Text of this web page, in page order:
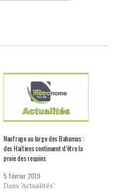
Naufrage au large des Bahamas :
des Haïtiens continuent d’être la
proie des requins
5 février 2019
Dans "Actualités"